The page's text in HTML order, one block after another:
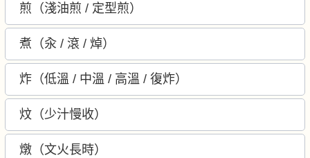
煎（淺油煎 / 定型煎）
煮（汆 / 滾 / 焯）
炸（低溫 / 中溫 / 高溫 / 復炸）
炆（少汁慢收）
燉（文火長時）